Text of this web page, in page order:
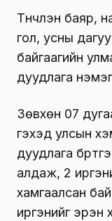
Түүнчлэн баяр,
гол, усны
байгаагийн
дуудлага
Зөвхөн 07
гэхэд улсын
дуудлага
алдаж, 2
хамгаалсан
иргэнийг эрэн